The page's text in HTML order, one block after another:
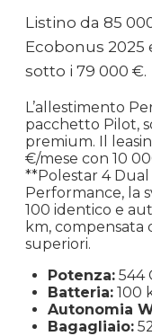
Listino da 85
Ecobonus 2025
sotto i 79 000 €.
L’allestimento
pacchetto Pilot,
premium. Il
€/mese con 10
**Polestar 4
Performance, la
100 identico e
km, compensata
superiori.
Potenza: 544
Batteria: 100
Autonomia
Bagagliaio: